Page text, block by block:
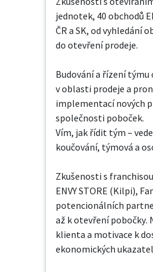
jednotek, 40 obchodů
ČR a SK, od vyhledání
do otevření prodeje.
Budování a řízení
v oblasti prodeje a
implementací nových
společnosti poboček.
Vím, jak řídit tým –
koučování, týmová a
Zkušenosti s
ENVY STORE (Kilpi),
potencionálních
až k otevření pobočky.
klienta a motivace k
ekonomických